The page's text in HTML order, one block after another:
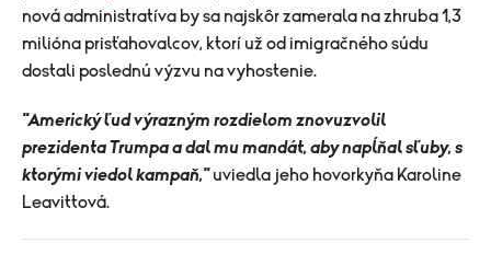
nová administratíva by sa najskôr zamerala na zhruba 1,3
milióna prisťahovalcov, ktorí už od imigračného súdu
dostali poslednú výzvu na vyhostenie.
"Americký ľud výrazným rozdielom znovuzvolil
prezidenta Trumpa a dal mu mandát, aby napĺňal sľuby, s
ktorými viedol kampaň," uviedla jeho hovorkyňa Karoline
Leavittová.